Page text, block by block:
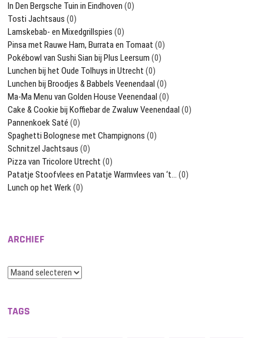
In Den Bergsche Tuin in Eindhoven (0)
Tosti Jachtsaus (0)
Lamskebab- en Mixedgrillspies (0)
Pinsa met Rauwe Ham, Burrata en Tomaat (0)
Pokébowl van Sushi Sian bij Plus Leersum (0)
Lunchen bij het Oude Tolhuys in Utrecht (0)
Lunchen bij Broodjes & Babbels Veenendaal (0)
Ma-Ma Menu van Golden House Veenendaal (0)
Cake & Cookie bij Koffiebar de Zwaluw Veenendaal (0)
Pannenkoek Saté (0)
Spaghetti Bolognese met Champignons (0)
Schnitzel Jachtsaus (0)
Pizza van Tricolore Utrecht (0)
Patatje Stoofvlees en Patatje Warmvlees van ‘t… (0)
Lunch op het Werk(0)
ARCHIEF
Archief
TAGS